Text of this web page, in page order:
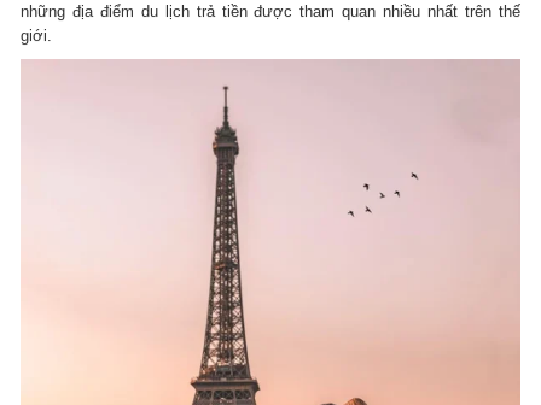
những địa điểm du lịch trả tiền được tham quan nhiều nhất trên thế
giới.